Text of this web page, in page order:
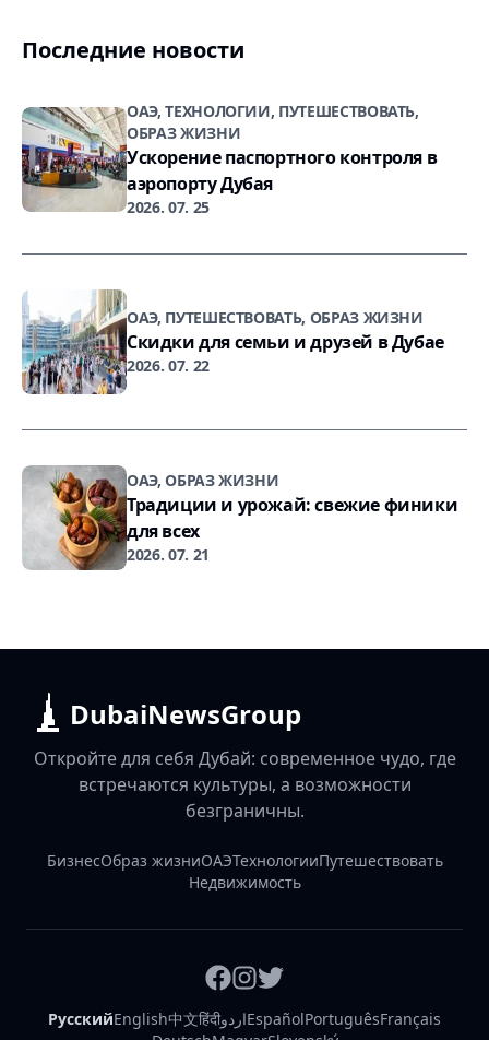
Последние новости
ОАЭ, ТЕХНОЛОГИИ, ПУТЕШЕСТВОВАТЬ,
ОБРАЗ ЖИЗНИ
Ускорение паспортного контроля в
аэропорту Дубая
2026. 07. 25
ОАЭ, ПУТЕШЕСТВОВАТЬ, ОБРАЗ ЖИЗНИ
Скидки для семьи и друзей в Дубае
2026. 07. 22
ОАЭ, ОБРАЗ ЖИЗНИ
Традиции и урожай: свежие финики
для всех
2026. 07. 21
DubaiNewsGroup
Откройте для себя Дубай: современное чудо, где
встречаются культуры, а возможности
безграничны.
БизнесОбраз жизниОАЭТехнологииПутешествовать
Недвижимость
РусскийEnglish中文हिंदीاردوEspañolPortuguêsFrançais